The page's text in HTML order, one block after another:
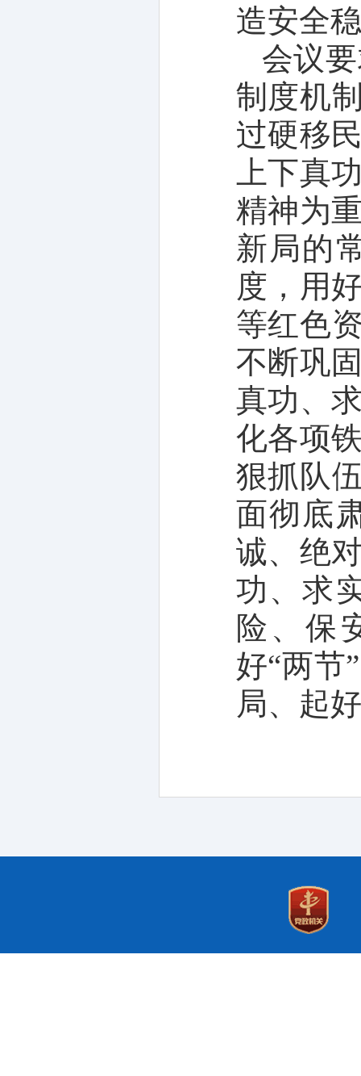
造安全
会议
制度机
过硬移
上下真
精神为
新局的
度，用
等红色
不断巩
真功、
化各项
狠抓队
面彻底
诚、绝
功、求
险、保
好“两节
局、起